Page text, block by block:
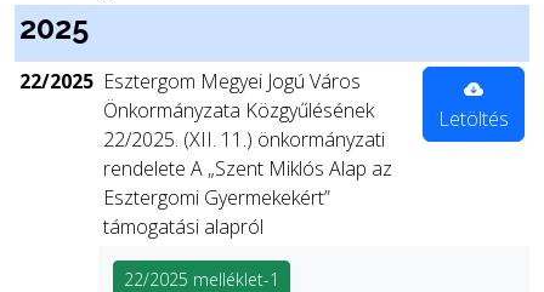
2025
22/2025 Esztergom Megyei Jogú Város
Önkormányzata Közgyűlésének
22/2025. (XII. 11.) önkormányzati
rendelete A „Szent Miklós Alap az
Esztergomi Gyermekekért”
támogatási alapról
Letöltés
22/2025 melléklet-1